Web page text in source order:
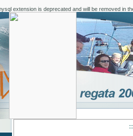
extension is deprecated and will be removed in